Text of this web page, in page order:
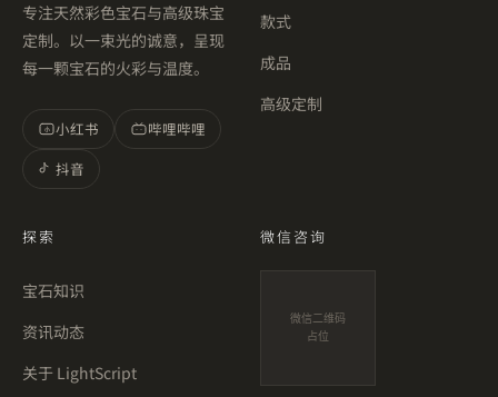
专注天然彩色宝石与高级珠宝
定制。以一束光的诚意，呈现
每一颗宝石的火彩与温度。
小 小红书
哔哩哔哩
抖音
款式
成品
高级定制
探索
宝石知识
资讯动态
关于 LightScript
微信咨询
微信二维码
占位